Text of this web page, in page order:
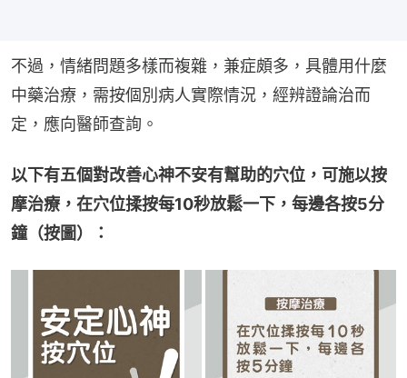
不過，情緒問題多樣而複雜，兼症頗多，具體用什麼
中藥治療，需按個別病人實際情況，經辨證論治而
定，應向醫師查詢。
以下有五個對改善心神不安有幫助的穴位，可施以按
摩治療，在穴位揉按每10秒放鬆一下，每邊各按5分
鐘（按圖）：